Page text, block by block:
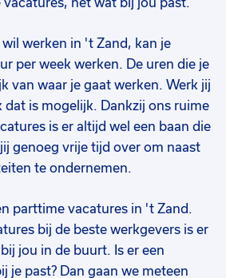
€ 14,99-€ 15,61 p.u.
werken in 't Zand, kan je
per week werken. De uren die je
van waar je gaat werken. Werk jij
dat is mogelijk. Dankzij ons ruime
is er altijd wel een baan die
genoeg vrije tijd over om naast
te ondernemen.
parttime vacatures in 't Zand.
bij de beste werkgevers is er
jou in de buurt. Is er een
je past? Dan gaan we meteen